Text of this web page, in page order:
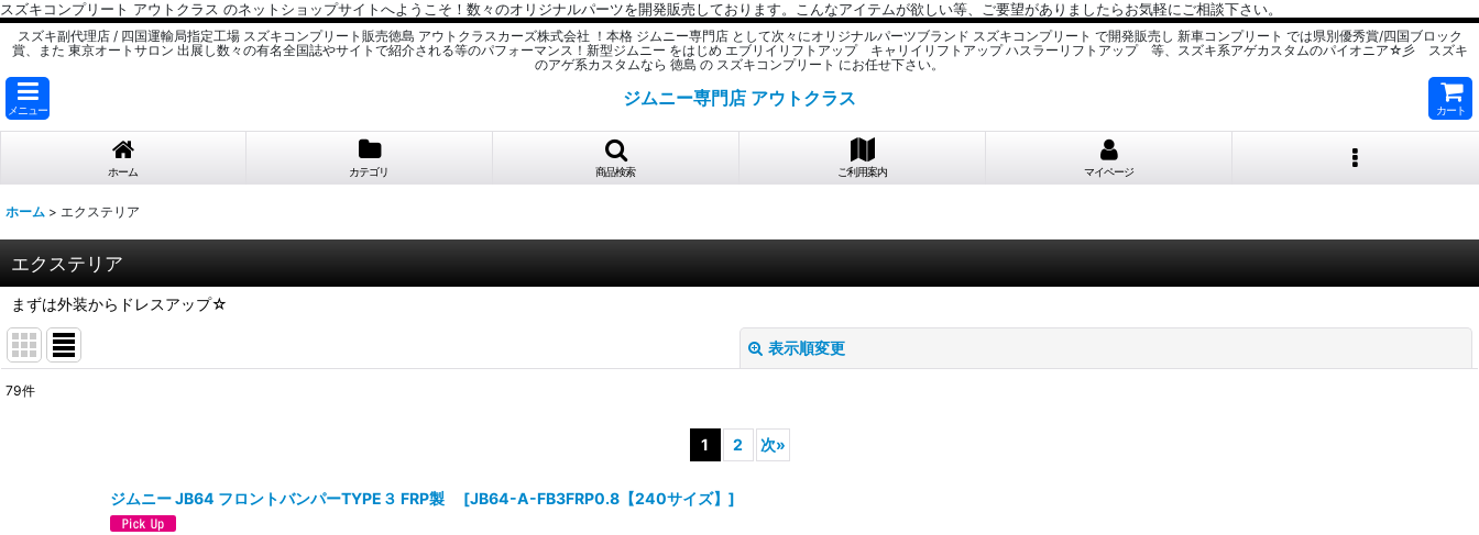
スズキコンプリート アウトクラス のネットショップサイトへようこそ！数々のオリジナルパーツを開発販売しております。こんなアイテムが欲しい等、ご要望がありましたらお気軽にご相談下さい。
スズキ副代理店 / 四国運輸局指定工場 スズキコンプリート販売徳島 アウトクラスカーズ株式会社 ！本格 ジムニー専門店 として次々にオリジナルパーツブランド スズキコンプリート で開発販売し 新車コンプリート では県別優秀賞/四国ブロック
賞、また 東京オートサロン 出展し数々の有名全国誌やサイトで紹介される等のパフォーマンス！新型ジムニー をはじめ エブリイリフトアップ キャリイリフトアップ ハスラーリフトアップ 等、スズキ系アゲカスタムのパイオニア☆彡 スズキ
のアゲ系カスタムなら 徳島 の スズキコンプリート にお任せ下さい。
メニュー
ジムニー専門店 アウトクラス
カート
ホーム カテゴリ 商品検索 ご利用案内 マイページ
ホーム > エクステリア
エクステリア
まずは外装からドレスアップ☆
表示順変更
79件
1 2 次»
ジムニー JB64 フロントバンパーTYPE３ FRP製 [JB64-A-FB3FRP0.8【240サイズ】 ]